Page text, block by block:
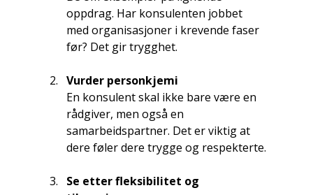
oppdrag. Har konsulenten jobbet
med organisasjoner i krevende faser
før? Det gir trygghet.
Vurder personkjemi
En konsulent skal ikke bare være en
rådgiver, men også en
samarbeidspartner. Det er viktig at
dere føler dere trygge og respekterte.
Se etter fleksibilitet og